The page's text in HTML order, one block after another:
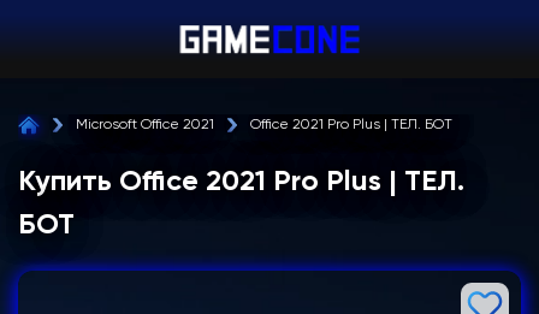
Microsoft Office 2021 Office 2021 Pro Plus | ТЕЛ. БОТ
Купить Office 2021 Pro Plus | ТЕЛ.
БОТ